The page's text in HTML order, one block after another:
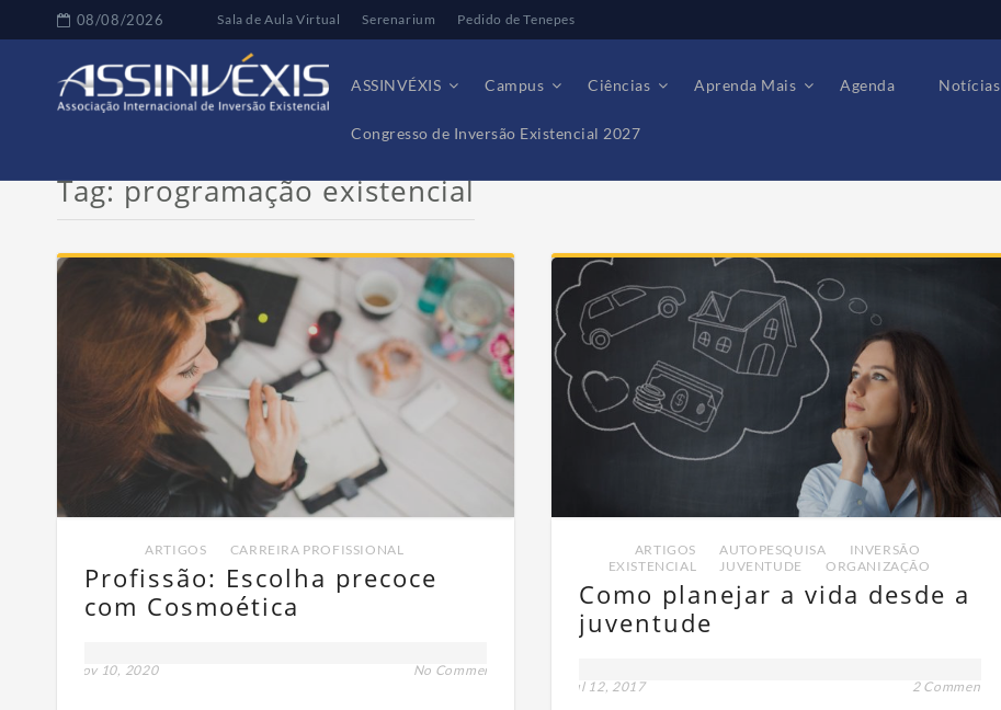
08/08/2026 Sala de Aula Virtual Serenarium Pedido de Tenepes
ASSINVÉXIS Campus Ciências Aprenda Mais Agenda Notícias
Congresso de Inversão Existencial 2027
Tag:programação existencial
ARTIGOS CARREIRA PROFISSIONAL
Profissão: Escolha precoce
com Cosmoética
nov 10, 2020 No Comment
ARTIGOS ,AUTOPESQUISA
INVERSÃO
EXISTENCIAL
,JUVENTUDE ,ORGANIZAÇÃO
Como planejar a vida desde a
juventude
jul 12, 2017 2 Comments